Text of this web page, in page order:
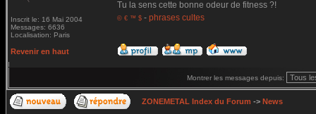
Inscrit le: 16 Mai 2004
Messages: 6636
Localisation: Paris
Tu la sens cette bonne odeur de fitness ?!
© € ™ $ - phrases cultes
Revenir en haut
Montrer les messages depuis:
ZONEMETAL Index du Forum -> News